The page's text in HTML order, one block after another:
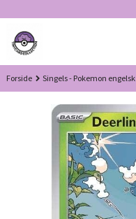
til
innholdet
Forside Singels - Pokemon engelsk